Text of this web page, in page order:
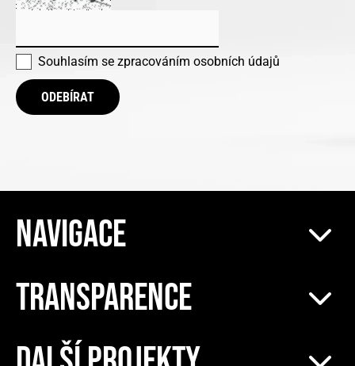
Souhlasím se zpracováním osobních údajů
ODEBÍRAT
NAVIGACE
TRANSPARENCE